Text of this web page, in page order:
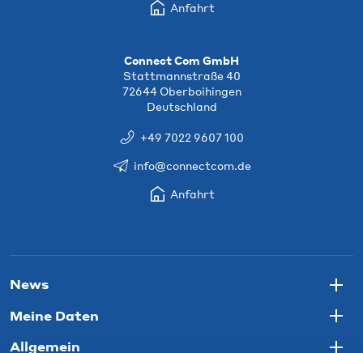
Anfahrt
Connect Com GmbH
Stattmannstraße 40
72644 Oberboihingen
Deutschland
+49 7022 9607 100
info@connectcom.de
Anfahrt
News
Meine Daten
Allgemein